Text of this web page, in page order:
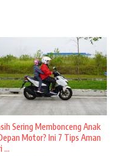
Sering Membonceng Anak
Motor? Ini 7 Tips Aman
...